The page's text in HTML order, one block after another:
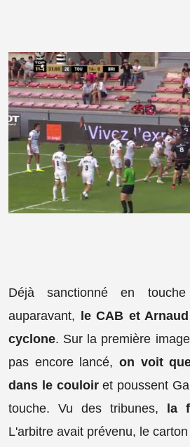
Déjà sanctionné en
auparavant,
le CAB et
cyclone. Sur la première
pas encore lancé, on voit
dans le couloiret poussent
touche. Vu des tribunes,
la
L'arbitre avait prévenu, le